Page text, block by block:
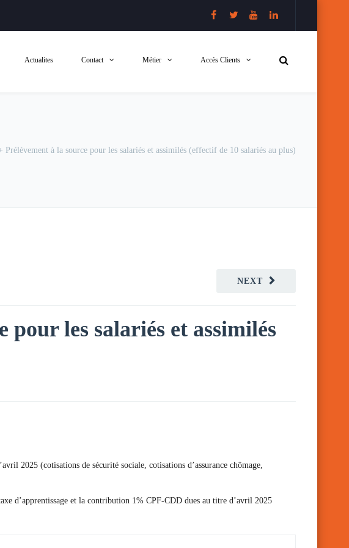
Actualites Contact Métier Accès Clients
Prélèvement à la source pour les salariés et assimilés (effectif de 10 salariés au plus)
NEXT
pour les salariés et assimilés
2025 (cotisations de sécurité sociale, cotisations d’assurance chômage,
d’apprentissage et la contribution 1% CPF-CDD dues au titre d’avril 2025